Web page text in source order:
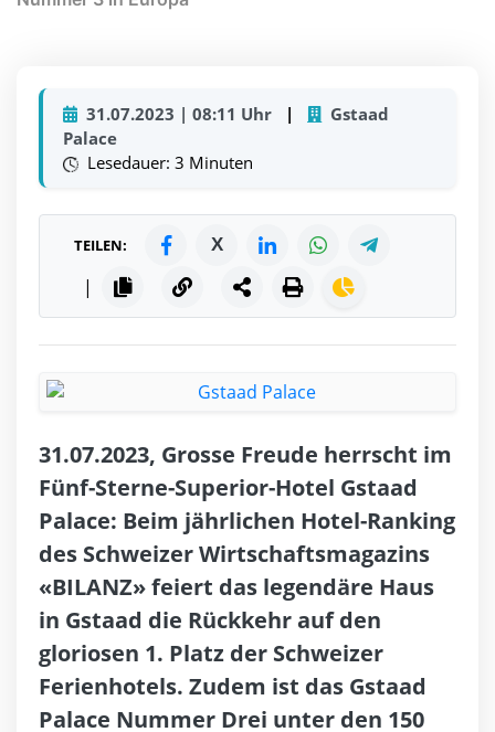
31.07.2023 | 08:11 Uhr |
Gstaad
Palace
Lesedauer: 3 Minuten
TEILEN: X
|
31.07.2023, Grosse Freude herrscht im
Fünf-Sterne-Superior-Hotel Gstaad
Palace: Beim jährlichen Hotel-Ranking
des Schweizer Wirtschaftsmagazins
«BILANZ» feiert das legendäre Haus
in Gstaad die Rückkehr auf den
gloriosen 1. Platz der Schweizer
Ferienhotels. Zudem ist das Gstaad
Palace Nummer Drei unter den 150